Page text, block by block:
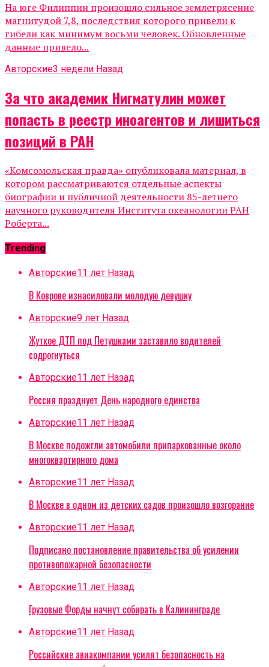
На юге Филиппин произошло сильное землетрясение
магнитудой 7,8, последствия которого привели к
гибели как минимум восьми человек. Обновленные
данные привело...
Авторские3 недели Назад
За что академик Нигматулин может
попасть в реестр иноагентов и лишиться
позиций в РАН
«Комсомольская правда» опубликовала материал, в
котором рассматриваются отдельные аспекты
биографии и публичной деятельности 85-летнего
научного руководителя Института океанологии РАН
Роберта...
Trending
Авторские11 лет Назад
В Коврове изнасиловали молодую девушку
Авторские9 лет Назад
Жуткое ДТП под Петушками заставило водителей
содрогнуться
Авторские11 лет Назад
Россия празднует День народного единства
Авторские11 лет Назад
В Москве подожгли автомобили припаркованные около
многоквартирного дома
Авторские11 лет Назад
В Москве в одном из детских садов произошло возгорание
Авторские11 лет Назад
Подписано постановление правительства об усилении
противопожарной безопасности
Авторские11 лет Назад
Грузовые Форды начнут собирать в Калининграде
Авторские11 лет Назад
Российские авиакомпании усилят безопасность на